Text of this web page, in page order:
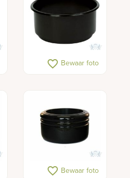
favorite_border Bewaar foto
favorite_border Bewaar foto